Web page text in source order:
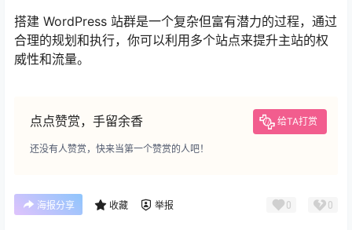
搭建 WordPress 站群是一个复杂但富有潜力的过程，通过
合理的规划和执行，你可以利用多个站点来提升主站的权
威性和流量。
点点赞赏，手留余香 给TA打赏
还没有人赞赏，快来当第一个赞赏的人吧！
海报分享 收藏 举报 0 0